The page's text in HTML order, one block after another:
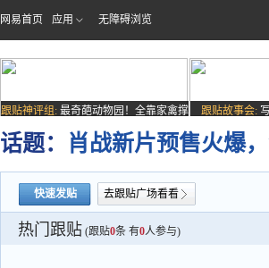
网易首页 应用 无障碍浏览
跟贴神评组: 最奇葩动物园！全靠家禽撑
场子
跟贴故事会:
话题： 肖战新片预售火爆
快速发贴 去跟贴广场看看
热门跟贴 (跟贴0条 有0人参与)